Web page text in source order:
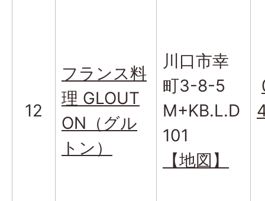
12
フランス料
理 GLOUT
ON（グル
トン）
川口市幸
町3-8-5
M+KB.L.D
101
【地図】